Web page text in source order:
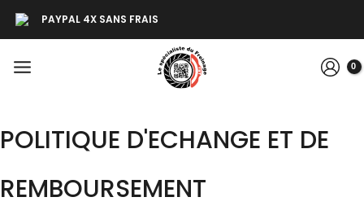
Aller
PAYPAL 4X SANS FRAIS
POLITIQUE D'ECHANGE ET DE
REMBOURSEMENT